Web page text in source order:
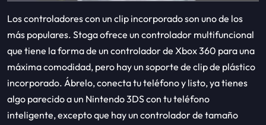
Los controladores con un clip incorporado son uno de los
más populares. Stoga ofrece un controlador multifuncional
que tiene la forma de un controlador de Xbox 360 para una
máxima comodidad, pero hay un soporte de clip de plástico
incorporado. Ábrelo, conecta tu teléfono y listo, ya tienes
algo parecido a un Nintendo 3DS con tu teléfono
inteligente, excepto que hay un controlador de tamaño